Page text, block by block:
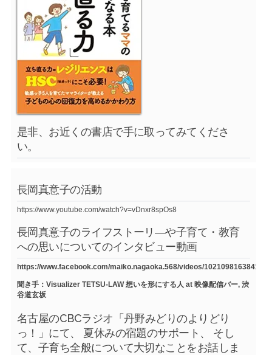
是非、お近くの書店で手に取ってみてくださ
い。
長岡真意子の活動
https://www.youtube.com/watch?v=vDnxr8spOs8
長岡真意子のライフストーリ―や子育て・教育
への思いについてのインタビュー動画
https://www.facebook.com/maiko.nagaoka.568/videos/
聞き手：Visualizer TETSU-LAW 想いを形にする人 at 映像配信バー, 渋
谷道玄坂
名古屋のCBCラジオ「丹野みどりのよりどり
っ！」にて、 夏休みの宿題のサポート、 そし
て、子育ち全般について大切なことをお話しま